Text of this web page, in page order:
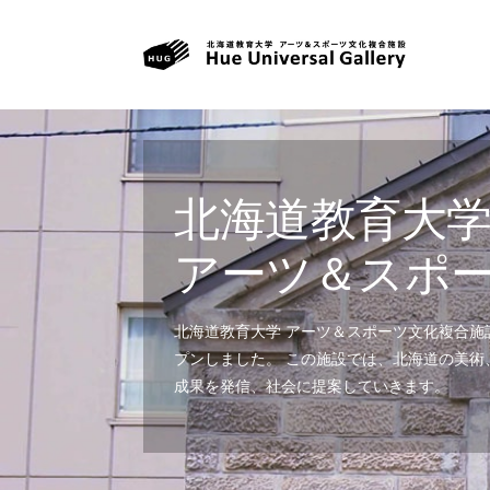
北海道教育大
アーツ＆スポ
北海道教育大学 アーツ＆スポーツ文化複合
プンしました。 この施設では、北海道の美
成果を発信、社会に提案していきます。